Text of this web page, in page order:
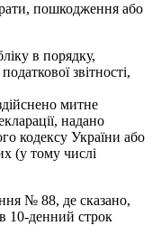
пошкодження або
в порядку,
звітності,
митне
надано
кодексу України або
(у тому числі
№ 88, де сказано,
10-денний строк